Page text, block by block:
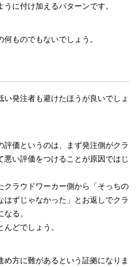
に付け加えるパターンです。
ものでもないでしょう。
い発注者も避けたほうが良いでしょ
評価というのは、まず発注側がクラ
悪い評価をつけることが原因ではじ
クラウドワーカー側から「そっちの
はずじゃなかった」とお返しでクラ
る。
どでしょう。
め方に難があるという証拠になりま